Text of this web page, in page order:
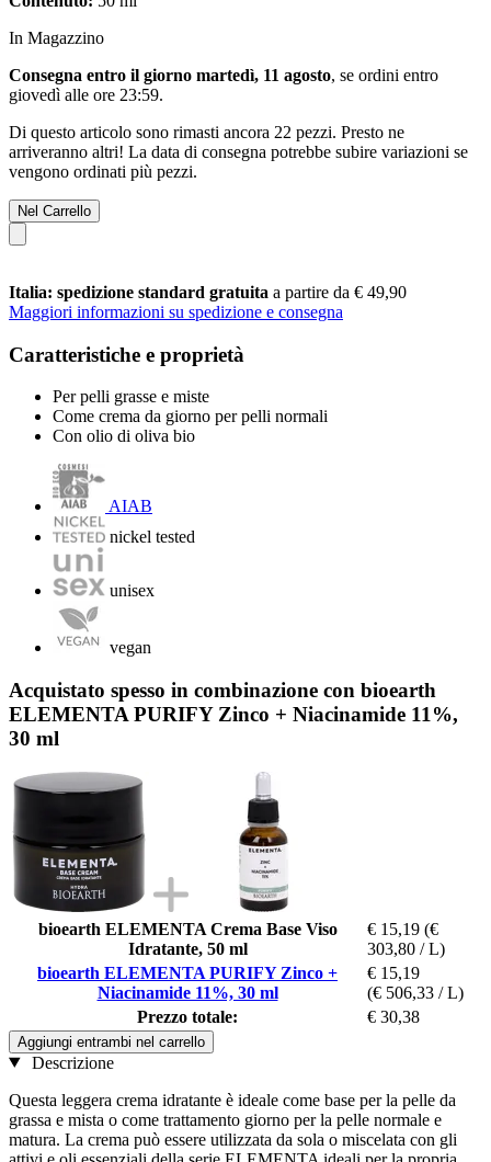
In Magazzino
Consegna entro il giorno martedì, 11 agosto, se ordini entro
giovedì alle ore 23:59.
Di questo articolo sono rimasti ancora 22 pezzi. Presto ne
arriveranno altri! La data di consegna potrebbe subire variazioni se
vengono ordinati più pezzi.
Nel Carrello
Italia: spedizione standard gratuita a partire da € 49,90
Maggiori informazioni su spedizione e consegna
Caratteristiche e proprietà
Per pelli grasse e miste
Come crema da giorno per pelli normali
Con olio di oliva bio
AIAB
nickel tested
unisex
vegan
Acquistato spesso in combinazione con bioearth
ELEMENTA PURIFY Zinco + Niacinamide 11%,
30 ml
bioearth ELEMENTA Crema Base Viso
Idratante, 50 ml
€ 15,19 (€
303,80 / L)
bioearth ELEMENTA PURIFY Zinco +
Niacinamide 11%, 30 ml
€ 15,19
(€ 506,33 / L)
Prezzo totale:
€ 30,38
Aggiungi entrambi nel carrello
Descrizione
Questa leggera crema idratante è ideale come base per la pelle da
grassa e mista o come trattamento giorno per la pelle normale e
matura. La crema può essere utilizzata da sola o miscelata con gli